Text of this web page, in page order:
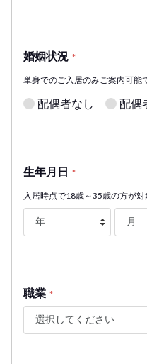
婚姻状況 *
単身でのご入居のみご案内可能
配偶者なし 配偶
生年月日 *
入居時点で18歳～35歳の方が対
職業 *